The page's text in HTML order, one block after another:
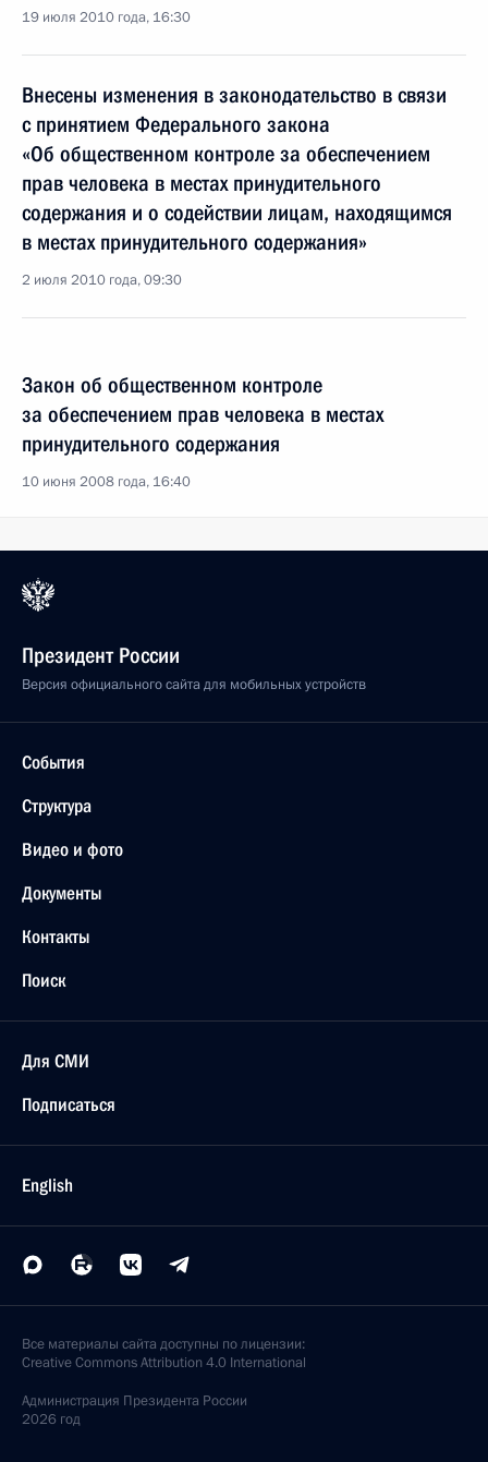
19 июля 2010 года, 16:30
Внесены изменения в законодательство в связи
с принятием Федерального закона
«Об общественном контроле за обеспечением
прав человека в местах принудительного
содержания и о содействии лицам, находящимся
в местах принудительного содержания»
2 июля 2010 года, 09:30
Закон об общественном контроле
за обеспечением прав человека в местах
принудительного содержания
10 июня 2008 года, 16:40
Президент России
Версия официального сайта для мобильных устройств
События
Структура
Видео и фото
Документы
Контакты
Поиск
Для СМИ
Подписаться
English
Все материалы сайта доступны по лицензии:
Creative Commons Attribution 4.0 International
Администрация Президента России
2026 год